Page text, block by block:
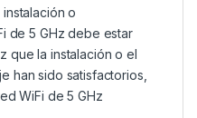
o
de 5 GHz debe estar
que la instalación o el
han sido satisfactorios,
WiFi de 5 GHz